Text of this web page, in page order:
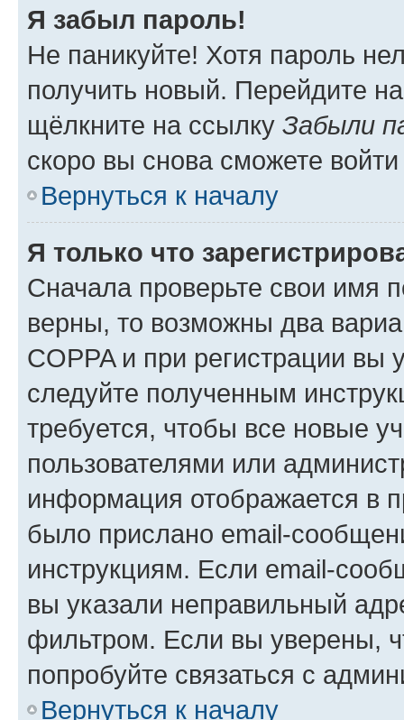
Я забыл пароль!
Не паникуйте! Хотя пароль
получить новый. Перейдите
щёлкните на ссылку Забыли
скоро вы снова сможете
Вернуться к началу
Я только что
Сначала проверьте свои имя
верны, то возможны два
COPPA и при регистрации вы
следуйте полученным
требуется, чтобы все новые
пользователями или
информация отображается в
было прислано email-
инструкциям. Если email-
вы указали неправильный
фильтром. Если вы уверены,
попробуйте связаться с
Вернуться к началу